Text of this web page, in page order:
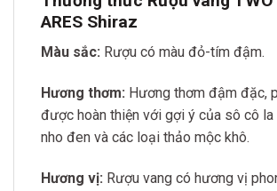
ARES Shiraz
Màu sắc: Rượu có màu đỏ-tím đậm.
Hương thơm: Hương thơm đậm đặc,
được hoàn thiện với gợi ý của sô cô la
nho đen và các loại thảo mộc khô.
Hương vị: Rượu vang có hương vị